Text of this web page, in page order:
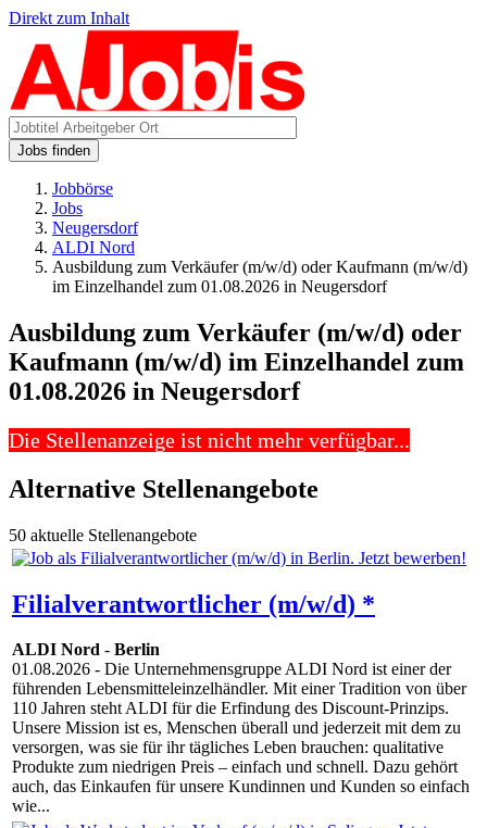
Direkt zum Inhalt
Jobs finden
Jobbörse
Jobs
Neugersdorf
ALDI Nord
Ausbildung zum Verkäufer (m/w/d) oder Kaufmann (m/w/d)
im Einzelhandel zum 01.08.2026 in Neugersdorf
Ausbildung zum Verkäufer (m/w/d) oder
Kaufmann (m/w/d) im Einzelhandel zum
01.08.2026 in Neugersdorf
Die Stellenanzeige ist nicht mehr verfügbar...
Alternative Stellenangebote
50 aktuelle Stellenangebote
Filialverantwortlicher (m/w/d) *
ALDI Nord - Berlin
01.08.2026 - Die Unternehmensgruppe ALDI Nord ist einer der
führenden Lebensmitteleinzelhändler. Mit einer Tradition von über
110 Jahren steht ALDI für die Erfindung des Discount-Prinzips.
Unsere Mission ist es, Menschen überall und jederzeit mit dem zu
versorgen, was sie für ihr tägliches Leben brauchen: qualitative
Produkte zum niedrigen Preis – einfach und schnell. Dazu gehört
auch, das Einkaufen für unsere Kundinnen und Kunden so einfach
wie...